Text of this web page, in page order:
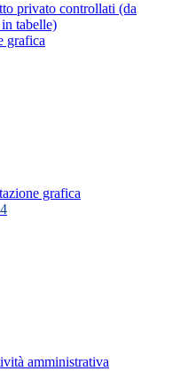
privato controllati (da
tabelle)
grafica
grafica
4
amministrativa